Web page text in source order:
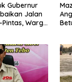
Gubernur
Jalan
Warga